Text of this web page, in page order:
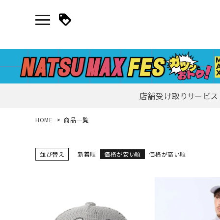
店舗受け取りサービス
新規会員登録｜ログイン
ご利用ガイド
HOME 商品一覧
並び替え 新着順 価格が安い順 価格が高い順